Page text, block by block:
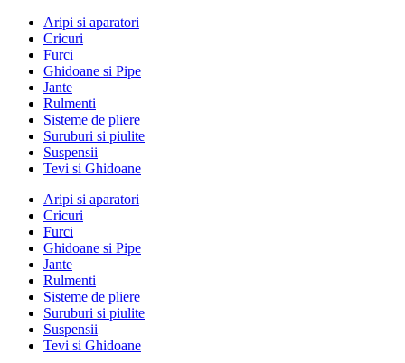
Aripi si aparatori
Cricuri
Furci
Ghidoane si Pipe
Jante
Rulmenti
Sisteme de pliere
Suruburi si piulite
Suspensii
Tevi si Ghidoane
Aripi si aparatori
Cricuri
Furci
Ghidoane si Pipe
Jante
Rulmenti
Sisteme de pliere
Suruburi si piulite
Suspensii
Tevi si Ghidoane